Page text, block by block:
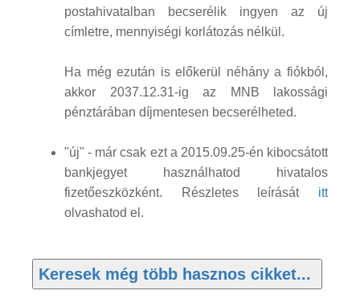
postahivatalban becserélik ingyen az új
címletre, mennyiségi korlátozás nélkül.
Ha még ezután is előkerül néhány a fiókból,
akkor 2037.12.31-ig az MNB lakossági
pénztárában díjmentesen becserélheted.
"új" - már csak ezt a 2015.09.25-én kibocsátott
bankjegyet használhatod hivatalos
fizetőeszközként. Részletes leírását itt
olvashatod el.